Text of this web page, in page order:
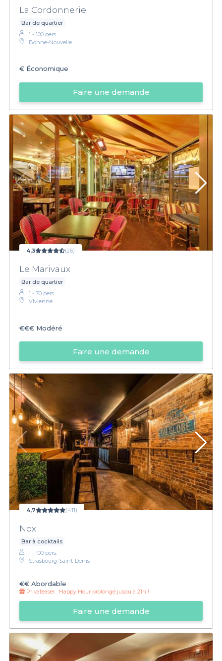
La Cordonnerie
Bar de quartier
1 - 100 pers.
Bonne-Nouvelle
€ Économique
Faire une demande
4,3 (26)
Le Marivaux
Bar de quartier
1 - 70 pers.
Vivienne
€€€ Modéré
Faire une demande
4,7 (411)
Nox
Bar à cocktails
1 - 100 pers.
Strasbourg-Saint-Denis
€€ Abordable
Privateaser : Happy Hour prolongé jusqu'à 21h !
Faire une demande